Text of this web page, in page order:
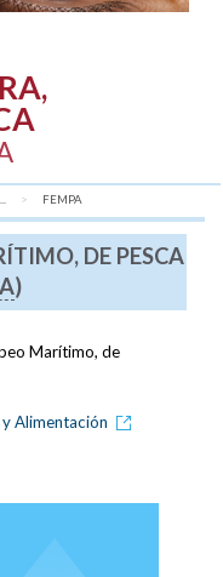
AQUÍ:
FEMPA
DE PESCA
)
Marítimo, de
Alimentación